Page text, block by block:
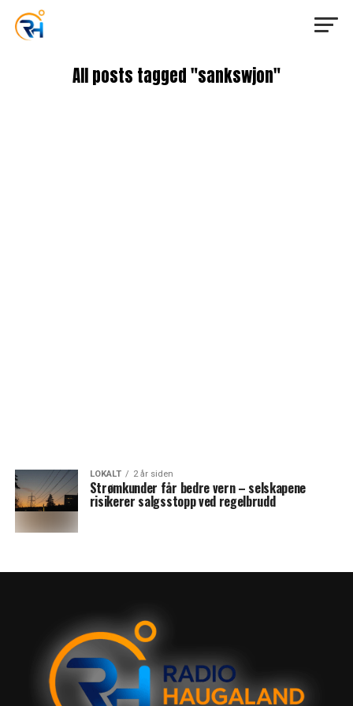
All posts tagged "sankswjon"
LOKALT 2 år siden
Strømkunder får bedre vern – selskapene
risikerer salgsstopp ved regelbrudd